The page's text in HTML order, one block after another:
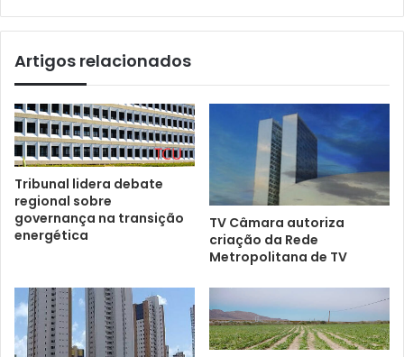
Artigos relacionados
Tribunal lidera debate
regional sobre
governança na transição
energética
TV Câmara autoriza
criação da Rede
Metropolitana de TV